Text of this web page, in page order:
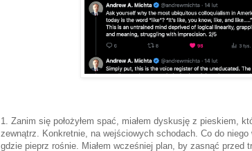
1. Zanim się położyłem spać, miałem dyskusję z pieskiem,
zewnątrz. Konkretnie, na wejściowych schodach. Co do niego
gdzie pieprz rośnie. Miałem wcześniej plan, by zasnąć przed